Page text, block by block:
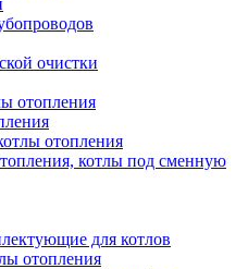
очистки
отопления
отопления
котлы под сменную
для котлов
отопления